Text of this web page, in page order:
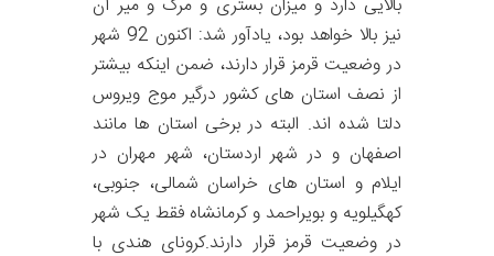
بالایی دارد و میزان بستری و مرگ و میر آن
نیز بالا خواهد بود، یادآور شد: اکنون 92 شهر
در وضعیت قرمز قرار دارند، ضمن اینکه بیشتر
از نصف استان های کشور درگیر موج ویروس
دلتا شده اند. البته در برخی استان ها مانند
اصفهان و در شهر اردستان، شهر مهران در
ایلام و استان های خراسان شمالی، جنوبی،
کهگیلویه و بویراحمد و کرمانشاه فقط یک شهر
در وضعیت قرمز قرار دارند.کرونای هندی با